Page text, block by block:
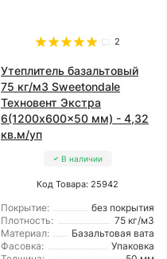
2
Утеплитель базальтовый
75 кг/м3 Sweetondale
Техновент Экстра
6(1200x600x50 мм) - 4,32
кв.м/уп
В наличии
Код Товара: 25942
Покрытие:
без покрытия
Плотность:
75 кг/м3
Материал:
Базальтовая вата
Фасовка:
Упаковка